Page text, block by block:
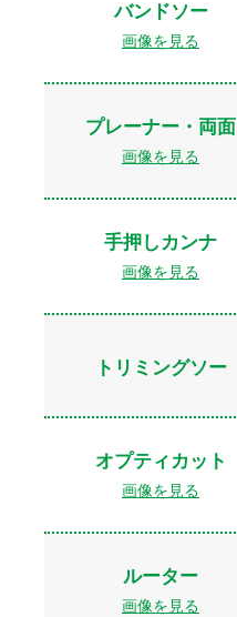
バンドソー
画像を見る
プレーナー・両面
画像を見る
手押しカンナ
画像を見る
トリミングソー
オプティカット
画像を見る
ルーター
画像を見る